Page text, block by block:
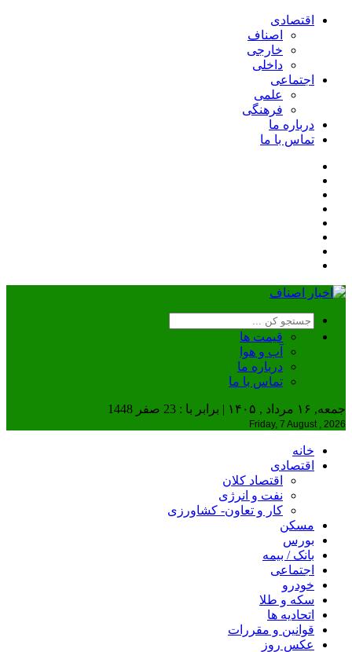
اقتصادی
اصناف
خارجی
داخلی
اجتماعی
علمی
فرهنگی
درباره ما
تماس با ما
قیمت ها
آب و هوا
درباره ما
تماس با ما
جمعه, ۱۶ مرداد , ۱۴۰۵ | برابر با : 23 صفر 1448
Friday, 7 August , 2026
خانه
اقتصادی
اقتصاد کلان
نفت و انرژی
کار و تعاون- کشاورزی
مسکن
بورس
بانک / بیمه
اجتماعی
خودرو
سکه و طلا
اتحادیه ها
قوانین و مقررات
عکس روز